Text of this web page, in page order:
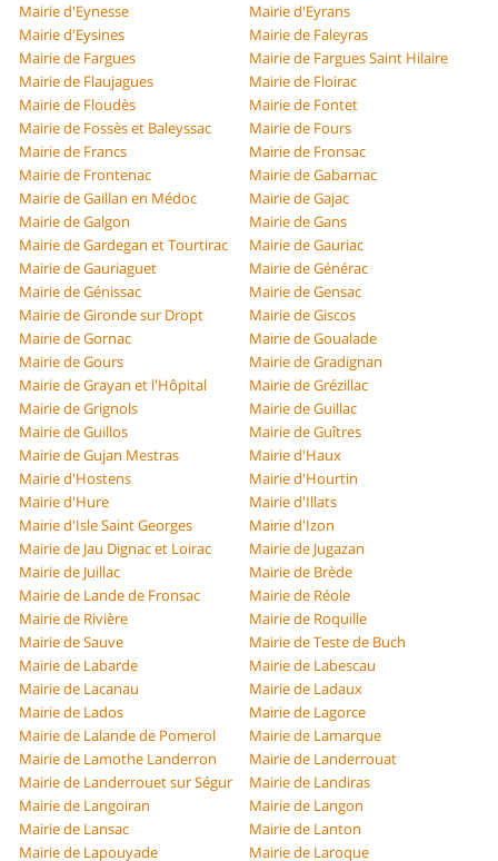
Mairie d'Eynesse
Mairie d'Eyrans
Mairie d'Eysines
Mairie de Faleyras
Mairie de Fargues
Mairie de Fargues Saint Hilaire
Mairie de Flaujagues
Mairie de Floirac
Mairie de Floudès
Mairie de Fontet
Mairie de Fossès et Baleyssac
Mairie de Fours
Mairie de Francs
Mairie de Fronsac
Mairie de Frontenac
Mairie de Gabarnac
Mairie de Gaillan en Médoc
Mairie de Gajac
Mairie de Galgon
Mairie de Gans
Mairie de Gardegan et Tourtirac
Mairie de Gauriac
Mairie de Gauriaguet
Mairie de Générac
Mairie de Génissac
Mairie de Gensac
Mairie de Gironde sur Dropt
Mairie de Giscos
Mairie de Gornac
Mairie de Goualade
Mairie de Gours
Mairie de Gradignan
Mairie de Grayan et l'Hôpital
Mairie de Grézillac
Mairie de Grignols
Mairie de Guillac
Mairie de Guillos
Mairie de Guîtres
Mairie de Gujan Mestras
Mairie d'Haux
Mairie d'Hostens
Mairie d'Hourtin
Mairie d'Hure
Mairie d'Illats
Mairie d'Isle Saint Georges
Mairie d'Izon
Mairie de Jau Dignac et Loirac
Mairie de Jugazan
Mairie de Juillac
Mairie de Brède
Mairie de Lande de Fronsac
Mairie de Réole
Mairie de Rivière
Mairie de Roquille
Mairie de Sauve
Mairie de Teste de Buch
Mairie de Labarde
Mairie de Labescau
Mairie de Lacanau
Mairie de Ladaux
Mairie de Lados
Mairie de Lagorce
Mairie de Lalande de Pomerol
Mairie de Lamarque
Mairie de Lamothe Landerron
Mairie de Landerrouat
Mairie de Landerrouet sur Ségur
Mairie de Landiras
Mairie de Langoiran
Mairie de Langon
Mairie de Lansac
Mairie de Lanton
Mairie de Lapouyade
Mairie de Laroque